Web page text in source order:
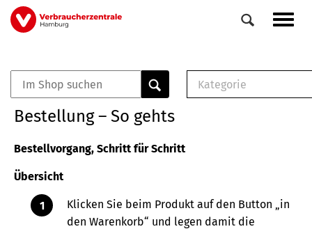
Direkt
zum
Veranstaltungen
0
Elemente
Kategorie
Buch
Bestellung – So gehts
Bestellvorgang, Schritt für Schritt
Übersicht
Klicken Sie beim Produkt auf den Button „in
den Warenkorb“ und legen damit die